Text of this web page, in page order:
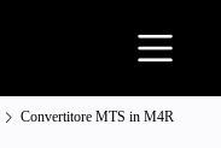
Convertitore MTS in M4R